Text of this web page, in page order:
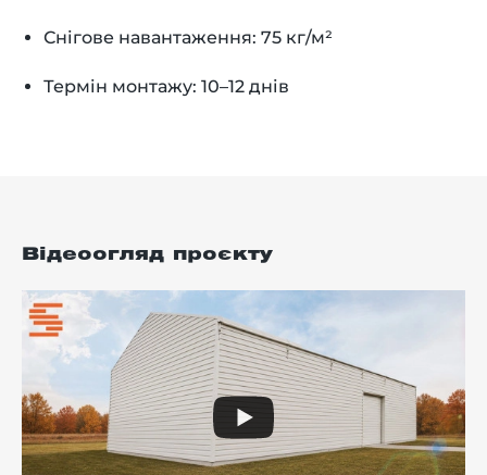
Снігове навантаження: 75 кг/м²
Термін монтажу: 10–12 днів
Відеоогляд проєкту